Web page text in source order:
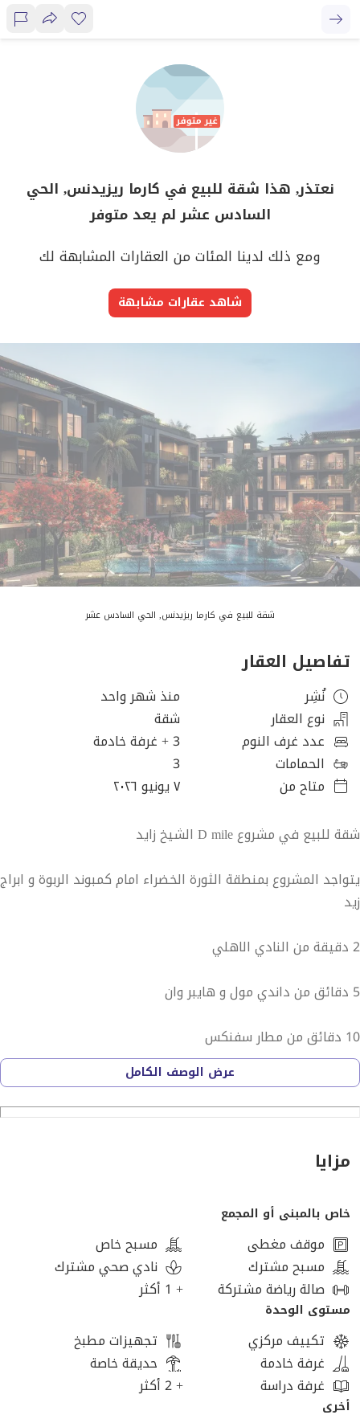
نعتذر, هذا شقة للبيع في كارما ريزيدنس, الحي
السادس عشر لم يعد متوفر
ومع ذلك لدينا المئات من العقارات المشابهة لك
شاهد عقارات مشابهة
شقة للبيع في كارما ريزيدنس, الحي السادس عشر
تفاصيل العقار
نُشِر
منذ شهر واحد
نوع العقار
شقة
عدد غرف النوم
3+ غرفة خادمة
الحمامات
3
متاح من
٧ يونيو ٢٠٢٦
شقة للبيع في مشروع D mile الشيخ زايد
يتواجد المشروع بمنطقة الثورة الخضراء امام كمبوند الربوة و ابراج
زيد
2 دقيقة من النادي الاهلي
5 دقائق من داندي مول و هايبر وان
10 دقائق من مطار سفنكس
مساحة الوحدة. 144م
بحري فيو لاند سكيب و مسطحات مائية
لاول مرة سمارت كمبوند بالشيخ زايد
للتواصل [تم إخفاء بيانات الاتصال]
عرض الوصف الكامل
مزايا
خاص بالمبنى أو المجمع
موقف مغطى
مسبح خاص
مسبح مشترك
نادي صحي مشترك
صالة رياضة مشتركة
+ 1 أكثر
مستوى الوحدة
تكييف مركزي
تجهيزات مطبخ
غرفة خادمة
حديقة خاصة
غرفة دراسة
+ 2 أكثر
أخرى